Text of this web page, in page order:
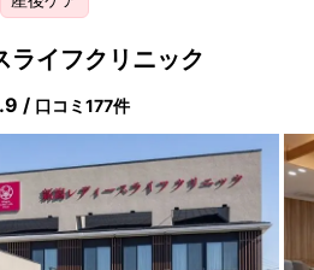
ライフクリニック
/ 口コミ 177件